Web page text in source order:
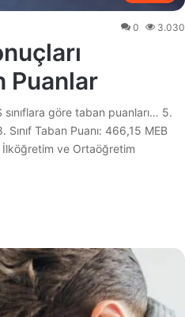
0 3.030
Puanlar
göre taban puanları… 5.
Sınıf Taban Puanı: 466,15 MEB
İlköğretim ve Ortaöğretim